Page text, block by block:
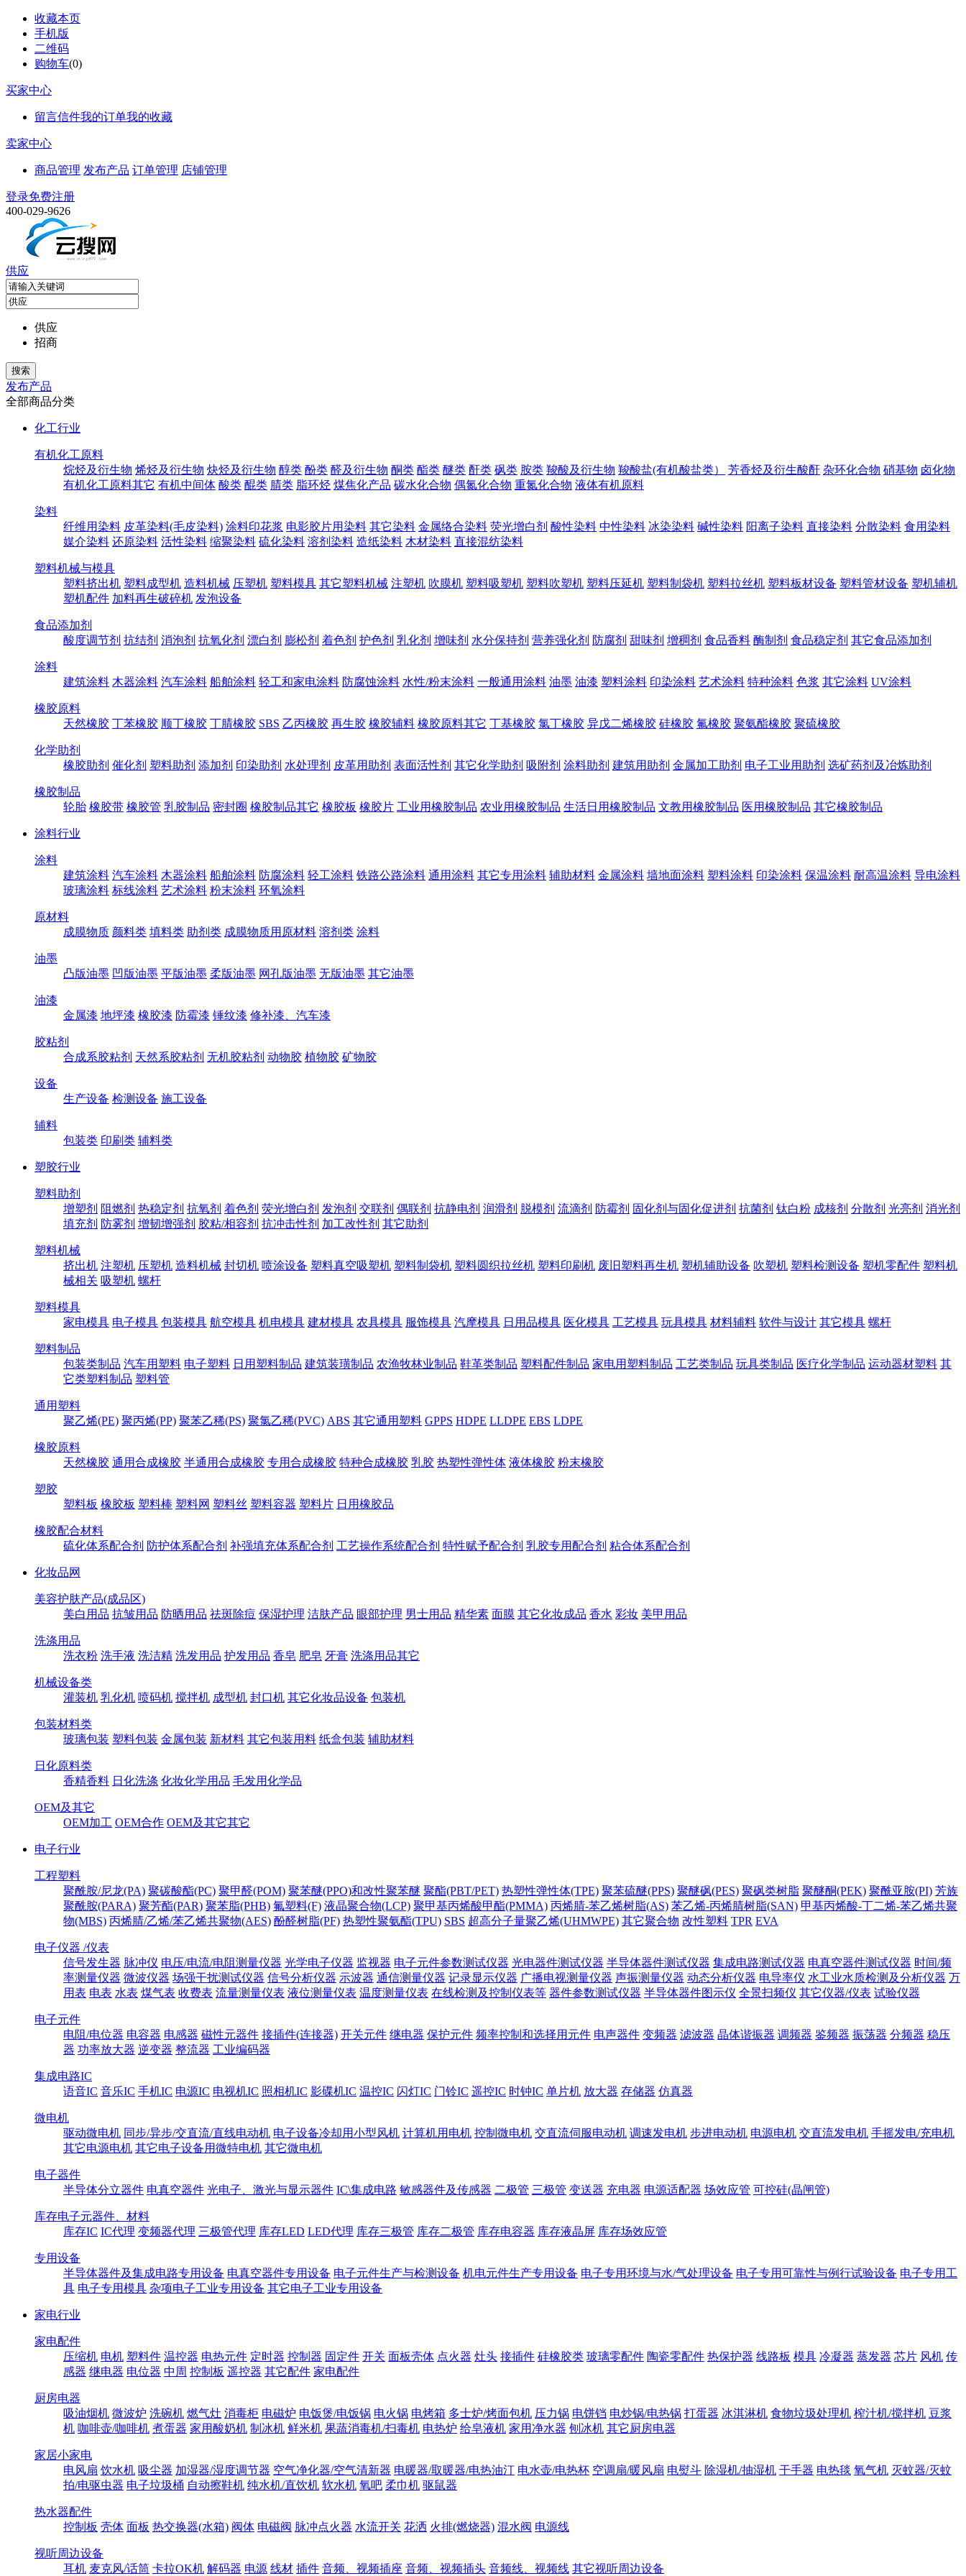
收藏本页
手机版
二维码
购物车(0)
买家中心
留言信件我的订单我的收藏
卖家中心
商品管理 发布产品 订单管理 店铺管理
登录免费注册
400-029-9626
供应
供应
招商
发布产品
全部商品分类
化工行业
有机化工原料
烷烃及衍生物 烯烃及衍生物 炔烃及衍生物 醇类 酚类 醛及衍生物 酮类 酯类 醚类 酐类 砜类 胺类 羧酸及衍生物 羧酸盐(有机酸盐类） 芳香烃及衍生酸酐 杂环化合物 硝基物 卤化物
有机化工原料其它 有机中间体 酸类 醌类 腈类 脂环烃 煤焦化产品 碳水化合物 偶氮化合物 重氮化合物 液体有机原料
染料
纤维用染料 皮革染料(毛皮染料) 涂料印花浆 电影胶片用染料 其它染料 金属络合染料 荧光增白剂 酸性染料 中性染料 冰染染料 碱性染料 阳离子染料 直接染料 分散染料 食用染料
媒介染料 还原染料 活性染料 缩聚染料 硫化染料 溶剂染料 造纸染料 木材染料 直接混纺染料
塑料机械与模具
塑料挤出机 塑料成型机 造料机械 压塑机 塑料模具 其它塑料机械 注塑机 吹膜机 塑料吸塑机 塑料吹塑机 塑料压延机 塑料制袋机 塑料拉丝机 塑料板材设备 塑料管材设备 塑机辅机
塑机配件 加料再生破碎机 发泡设备
食品添加剂
酸度调节剂 抗结剂 消泡剂 抗氧化剂 漂白剂 膨松剂 着色剂 护色剂 乳化剂 增味剂 水分保持剂 营养强化剂 防腐剂 甜味剂 增稠剂 食品香料 酶制剂 食品稳定剂 其它食品添加剂
涂料
建筑涂料 木器涂料 汽车涂料 船舶涂料 轻工和家电涂料 防腐蚀涂料 水性/粉末涂料 一般通用涂料 油墨 油漆 塑料涂料 印染涂料 艺术涂料 特种涂料 色浆 其它涂料 UV涂料
橡胶原料
天然橡胶 丁苯橡胶 顺丁橡胶 丁腈橡胶 SBS 乙丙橡胶 再生胶 橡胶辅料 橡胶原料其它 丁基橡胶 氯丁橡胶 异戊二烯橡胶 硅橡胶 氟橡胶 聚氨酯橡胶 聚硫橡胶
化学助剂
橡胶助剂 催化剂 塑料助剂 添加剂 印染助剂 水处理剂 皮革用助剂 表面活性剂 其它化学助剂 吸附剂 涂料助剂 建筑用助剂 金属加工助剂 电子工业用助剂 选矿药剂及冶炼助剂
橡胶制品
轮胎 橡胶带 橡胶管 乳胶制品 密封圈 橡胶制品其它 橡胶板 橡胶片 工业用橡胶制品 农业用橡胶制品 生活日用橡胶制品 文教用橡胶制品 医用橡胶制品 其它橡胶制品
涂料行业
涂料
建筑涂料 汽车涂料 木器涂料 船舶涂料 防腐涂料 轻工涂料 铁路公路涂料 通用涂料 其它专用涂料 辅助材料 金属涂料 墙地面涂料 塑料涂料 印染涂料 保温涂料 耐高温涂料 导电涂料
玻璃涂料 标线涂料 艺术涂料 粉末涂料 环氧涂料
原材料
成膜物质 颜料类 填料类 助剂类 成膜物质用原材料 溶剂类 涂料
油墨
凸版油墨 凹版油墨 平版油墨 柔版油墨 网孔版油墨 无版油墨 其它油墨
油漆
金属漆 地坪漆 橡胶漆 防霉漆 锤纹漆 修补漆、汽车漆
胶粘剂
合成系胶粘剂 天然系胶粘剂 无机胶粘剂 动物胶 植物胶 矿物胶
设备
生产设备 检测设备 施工设备
辅料
包装类 印刷类 辅料类
塑胶行业
塑料助剂
增塑剂 阻燃剂 热稳定剂 抗氧剂 着色剂 荧光增白剂 发泡剂 交联剂 偶联剂 抗静电剂 润滑剂 脱模剂 流滴剂 防霉剂 固化剂与固化促进剂 抗菌剂 钛白粉 成核剂 分散剂 光亮剂 消光剂
填充剂 防雾剂 增韧增强剂 胶粘/相容剂 抗冲击性剂 加工改性剂 其它助剂
塑料机械
挤出机 注塑机 压塑机 造料机械 封切机 喷涂设备 塑料真空吸塑机 塑料制袋机 塑料圆织拉丝机 塑料印刷机 废旧塑料再生机 塑机辅助设备 吹塑机 塑料检测设备 塑机零配件 塑料机
械相关 吸塑机 螺杆
塑料模具
家电模具 电子模具 包装模具 航空模具 机电模具 建材模具 农具模具 服饰模具 汽摩模具 日用品模具 医化模具 工艺模具 玩具模具 材料辅料 软件与设计 其它模具 螺杆
塑料制品
包装类制品 汽车用塑料 电子塑料 日用塑料制品 建筑装璜制品 农渔牧林业制品 鞋革类制品 塑料配件制品 家电用塑料制品 工艺类制品 玩具类制品 医疗化学制品 运动器材塑料 其
它类塑料制品 塑料管
通用塑料
聚乙烯(PE) 聚丙烯(PP) 聚苯乙稀(PS) 聚氯乙稀(PVC) ABS 其它通用塑料 GPPS HDPE LLDPE EBS LDPE
橡胶原料
天然橡胶 通用合成橡胶 半通用合成橡胶 专用合成橡胶 特种合成橡胶 乳胶 热塑性弹性体 液体橡胶 粉末橡胶
塑胶
塑料板 橡胶板 塑料棒 塑料网 塑料丝 塑料容器 塑料片 日用橡胶品
橡胶配合材料
硫化体系配合剂 防护体系配合剂 补强填充体系配合剂 工艺操作系统配合剂 特性赋予配合剂 乳胶专用配合剂 粘合体系配合剂
化妆品网
美容护肤产品(成品区)
美白用品 抗皱用品 防晒用品 祛斑除痘 保湿护理 洁肤产品 眼部护理 男士用品 精华素 面膜 其它化妆成品 香水 彩妆 美甲用品
洗涤用品
洗衣粉 洗手液 洗洁精 洗发用品 护发用品 香皂 肥皂 牙膏 洗涤用品其它
机械设备类
灌装机 乳化机 喷码机 搅拌机 成型机 封口机 其它化妆品设备 包装机
包装材料类
玻璃包装 塑料包装 金属包装 新材料 其它包装用料 纸盒包装 辅助材料
日化原料类
香精香料 日化洗涤 化妆化学用品 毛发用化学品
OEM及其它
OEM加工 OEM合作 OEM及其它其它
电子行业
工程塑料
聚酰胺/尼龙(PA) 聚碳酸酯(PC) 聚甲醛(POM) 聚苯醚(PPO)和改性聚苯醚 聚酯(PBT/PET) 热塑性弹性体(TPE) 聚苯硫醚(PPS) 聚醚砜(PES) 聚砜类树脂 聚醚酮(PEK) 聚酰亚胺(PI) 芳族
聚酰胺(PARA) 聚芳酯(PAR) 聚苯脂(PHB) 氟塑料(F) 液晶聚合物(LCP) 聚甲基丙烯酸甲酯(PMMA) 丙烯腈-苯乙烯树脂(AS) 苯乙烯-丙烯腈树脂(SAN) 甲基丙烯酸-丁二烯-苯乙烯共聚
物(MBS) 丙烯腈/乙烯/苯乙烯共聚物(AES) 酚醛树脂(PF) 热塑性聚氨酯(TPU) SBS 超高分子量聚乙烯(UHMWPE) 其它聚合物 改性塑料 TPR EVA
电子仪器 /仪表
信号发生器 脉冲仪 电压/电流/电阻测量仪器 光学电子仪器 监视器 电子元件参数测试仪器 光电器件测试仪器 半导体器件测试仪器 集成电路测试仪器 电真空器件测试仪器 时间/频
率测量仪器 微波仪器 场强干扰测试仪器 信号分析仪器 示波器 通信测量仪器 记录显示仪器 广播电视测量仪器 声振测量仪器 动态分析仪器 电导率仪 水工业水质检测及分析仪器 万
用表 电表 水表 煤气表 收费表 流量测量仪表 液位测量仪表 温度测量仪表 在线检测及控制仪表等 器件参数测试仪器 半导体器件图示仪 全景扫频仪 其它仪器/仪表 试验仪器
电子元件
电阻/电位器 电容器 电感器 磁性元器件 接插件(连接器) 开关元件 继电器 保护元件 频率控制和选择用元件 电声器件 变频器 滤波器 晶体谐振器 调频器 鉴频器 振荡器 分频器 稳压
器 功率放大器 逆变器 整流器 工业编码器
集成电路IC
语音IC 音乐IC 手机IC 电源IC 电视机IC 照相机IC 影碟机IC 温控IC 闪灯IC 门铃IC 遥控IC 时钟IC 单片机 放大器 存储器 仿真器
微电机
驱动微电机 同步/异步/交直流/直线电动机 电子设备冷却用小型风机 计算机用电机 控制微电机 交直流伺服电动机 调速发电机 步进电动机 电源电机 交直流发电机 手摇发电/充电机
其它电源电机 其它电子设备用微特电机 其它微电机
电子器件
半导体分立器件 电真空器件 光电子、激光与显示器件 IC\集成电路 敏感器件及传感器 二极管 三极管 变送器 充电器 电源适配器 场效应管 可控硅(晶闸管)
库存电子元器件、材料
库存IC IC代理 变频器代理 三极管代理 库存LED LED代理 库存三极管 库存二极管 库存电容器 库存液晶屏 库存场效应管
专用设备
半导体器件及集成电路专用设备 电真空器件专用设备 电子元件生产与检测设备 机电元件生产专用设备 电子专用环境与水/气处理设备 电子专用可靠性与例行试验设备 电子专用工
具 电子专用模具 杂项电子工业专用设备 其它电子工业专用设备
家电行业
家电配件
压缩机 电机 塑料件 温控器 电热元件 定时器 控制器 固定件 开关 面板壳体 点火器 灶头 接插件 硅橡胶类 玻璃零配件 陶瓷零配件 热保护器 线路板 模具 冷凝器 蒸发器 芯片 风机 传
感器 继电器 电位器 中周 控制板 遥控器 其它配件 家电配件
厨房电器
吸油烟机 微波炉 洗碗机 燃气灶 消毒柜 电磁炉 电饭煲/电饭锅 电火锅 电烤箱 多士炉/烤面包机 压力锅 电饼铛 电炒锅/电热锅 打蛋器 冰淇淋机 食物垃圾处理机 榨汁机/搅拌机 豆浆
机 咖啡壶/咖啡机 煮蛋器 家用酸奶机 制冰机 鲜米机 果蔬消毒机/扫毒机 电热炉 给皂液机 家用净水器 刨冰机 其它厨房电器
家居小家电
电风扇 饮水机 吸尘器 加湿器/湿度调节器 空气净化器/空气清新器 电暖器/取暖器/电热油汀 电水壶/电热杯 空调扇/暖风扇 电熨斗 除湿机/抽湿机 干手器 电热毯 氧气机 灭蚊器/灭蚊
拍/电驱虫器 电子垃圾桶 自动擦鞋机 纯水机/直饮机 软水机 氧吧 柔巾机 驱鼠器
热水器配件
控制板 壳体 面板 热交换器(水箱) 阀体 电磁阀 脉冲点火器 水流开关 花洒 火排(燃烧器) 混水阀 电源线
视听周边设备
耳机 麦克风/话筒 卡拉OK机 解码器 电源 线材 插件 音频、视频插座 音频、视频插头 音频线、视频线 其它视听周边设备